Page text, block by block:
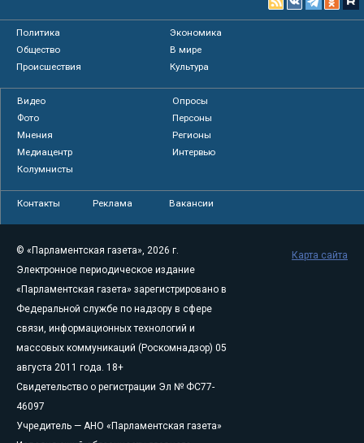
Политика
Экономика
Общество
В мире
Происшествия
Культура
Видео
Опросы
Фото
Персоны
Мнения
Регионы
Медиацентр
Интервью
Колумнисты
Контакты Реклама Вакансии
© «Парламентская газета», 2026 г.
Электронное периодическое издание
«Парламентская газета» зарегистрировано в
Федеральной службе по надзору в сфере
связи, информационных технологий и
массовых коммуникаций (Роскомнадзор) 05
августа 2011 года. 18+
Свидетельство о регистрации Эл № ФС77-
46097
Учредитель — АНО «Парламентская газета»
Карта сайта